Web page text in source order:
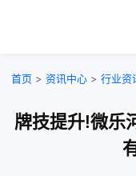
首页 > 资讯中心 > 行业资
牌技提升!微乐